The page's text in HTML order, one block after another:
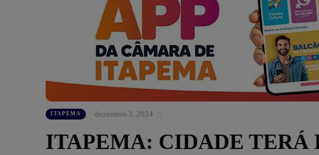
ITAPEMA dezembro 3, 2024
ITAPEMA: CIDADE TERÁ